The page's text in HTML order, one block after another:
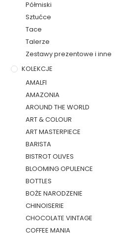
Półmiski
Sztućce
Tace
Talerze
Zestawy prezentowe i inne
KOLEKCJE
AMALFI
AMAZONIA
AROUND THE WORLD
ART & COLOUR
ART MASTERPIECE
BARISTA
BISTROT OLIVES
BLOOMING OPULENCE
BOTTLES
BOŻE NARODZENIE
CHINOISERIE
CHOCOLATE VINTAGE
COFFEE MANIA